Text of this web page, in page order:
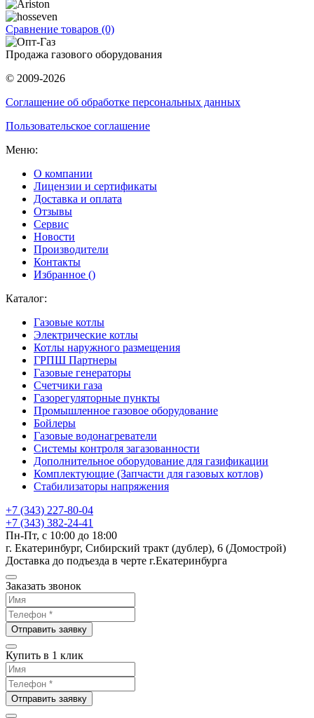
Сравнение товаров (0)
Продажа газового оборудования
© 2009-2026
Соглашение об обработке персональных данных
Пользовательское соглашение
Меню:
О компании
Лицензии и сертификаты
Доставка и оплата
Отзывы
Сервис
Новости
Производители
Контакты
Избранное ()
Каталог:
Газовые котлы
Электрические котлы
Котлы наружного размещения
ГРПШ Партнеры
Газовые генераторы
Счетчики газа
Газорегуляторные пункты
Промышленное газовое оборудование
Бойлеры
Газовые водонагреватели
Системы контроля загазованности
Дополнительное оборудование для газификации
Комплектующие (Запчасти для газовых котлов)
Стабилизаторы напряжения
+7 (343) 227-80-04
+7 (343) 382-24-41
Пн-Пт, с 10:00 до 18:00
г. Екатеринбург, Сибирский тракт (дублер), 6 (Домострой)
Доставка до подъезда в черте г.Екатеринбурга
Заказать звонок
Отправить заявку
Купить в 1 клик
Отправить заявку